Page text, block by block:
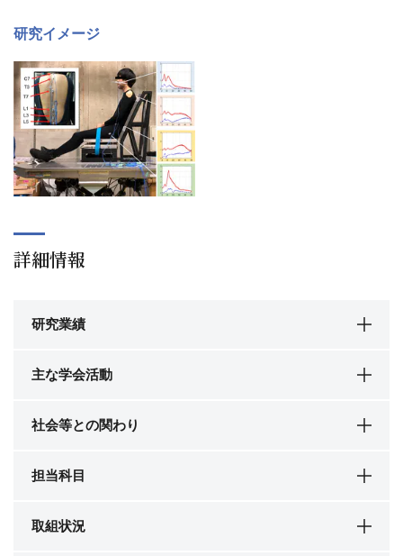
研究イメージ
詳細情報
研究業績
主な学会活動
社会等との関わり
担当科目
取組状況